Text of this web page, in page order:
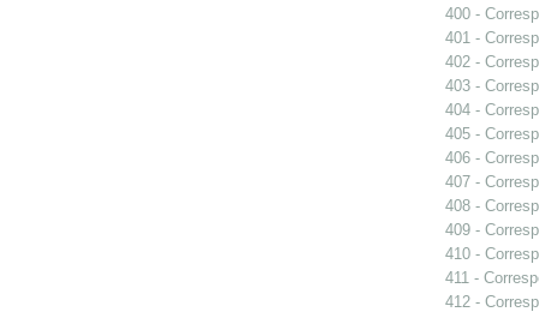
400 -
401 -
402 -
403 -
404 -
405 -
406 -
407 -
408 -
409 -
410 -
411 -
412 -